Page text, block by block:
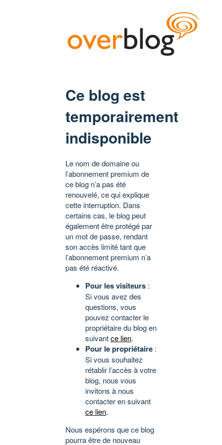
Ce blog est
temporairement
indisponible
Le nom de domaine ou
l’abonnement premium de
ce blog n’a pas été
renouvelé, ce qui explique
cette interruption. Dans
certains cas, le blog peut
également être protégé par
un mot de passe, rendant
son accès limité tant que
l’abonnement premium n’a
pas été réactivé.
Pour les visiteurs :
Si vous avez des
questions, vous
pouvez contacter le
propriétaire du blog en
suivantce lien.
Pour le propriétaire :
Si vous souhaitez
rétablir l’accès à votre
blog, nous vous
invitons à nous
contacter en suivant
ce lien.
Nous espérons que ce blog
pourra être de nouveau